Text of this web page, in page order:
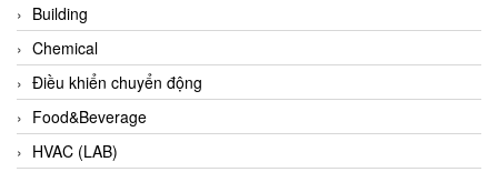
FEIN
Felm
FESTO
FHF (EATON Crouse-Hinds)
Fife/ Maxcess
Building
Chemical
Điều khiển chuyển động
Food&Beverage
HVAC (LAB)